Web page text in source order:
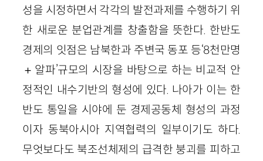
성을 시정하면서 각각의 발전과제를 수행하기 위
한 새로운 분업관계를 창출함을 뜻한다. 한반도
경제의 잇점은 남북한과 주변국 동포 등‘8천만명
＋알파’규모의 시장을 바탕으로 하는 비교적 안
정적인 내수기반의 형성에 있다. 나아가 이는 한
반도 통일을 시야에 둔 경제공동체 형성의 과정
이자 동북아시아 지역협력의 일부이기도 하다.
무엇보다도 북조선체제의 급격한 붕괴를 피하고